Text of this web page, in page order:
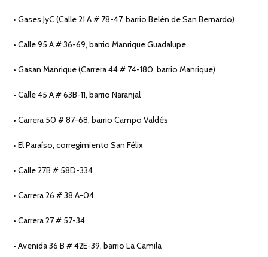
• Gases JyC (Calle 21 A # 78-47, barrio Belén de San Bernardo)
• Calle 95 A # 36-69, barrio Manrique Guadalupe
• Gasan Manrique (Carrera 44 # 74-180, barrio Manrique)
• Calle 45 A # 63B-11, barrio Naranjal
• Carrera 50 # 87-68, barrio Campo Valdés
• El Paraíso, corregimiento San Félix
• Calle 27B # 58D-334
• Carrera 26 # 38 A-04
• Carrera 27 # 57-34
• Avenida 36 B # 42E-39, barrio La Camila